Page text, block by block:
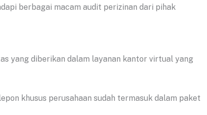
berbagai macam audit perizinan dari pihak
yang diberikan dalam layanan kantor virtual yang
khusus perusahaan sudah termasuk dalam paket